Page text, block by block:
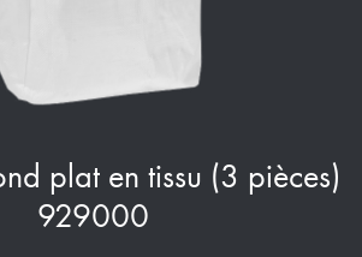
plat en tissu (3 pièces)
929000